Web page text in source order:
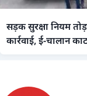
सड़क सुरक्षा नियम
कार्रवाई, ई-चालान